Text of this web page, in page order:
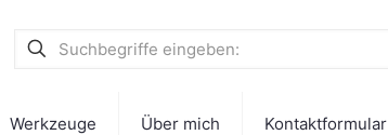
Werkzeuge Über mich Kontaktformular